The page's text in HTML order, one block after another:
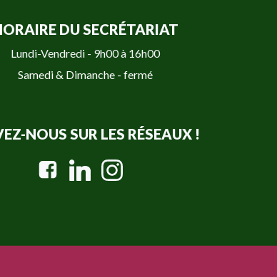
DU SECRÉTARIAT
Lundi-Vendredi - 9h00 à 16h00
Samedi & Dimanche - fermé
NOUS SUR LES RÉSEAUX !